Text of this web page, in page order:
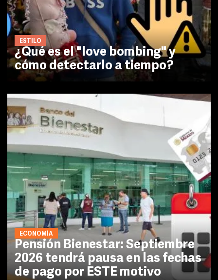
ESTILO
¿Qué es el "love bombing" y
cómo detectarlo a tiempo?
ECONOMÍA
Pensión Bienestar: Septiembre
2026 tendrá pausa en las fechas
de pago por ESTE motivo